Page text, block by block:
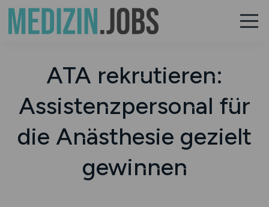
ATA rekrutieren:
Assistenzpersonal für
die Anästhesie gezielt
gewinnen